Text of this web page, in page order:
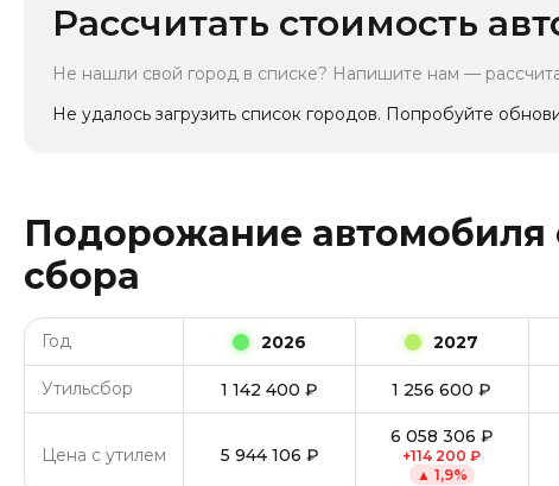
Рассчитать стоимость
Не нашли свой город в списке? Напишите нам —
Не удалось загрузить список городов. Попробуйте
Подорожание автомобиля
сбора
Год 2026 2027
Утильсбор 1 142 400 ₽ 1 256 600 ₽
Цена с утилем 5 944 106 ₽
6 058 306 ₽
+114 200 ₽
▲ 1,9%